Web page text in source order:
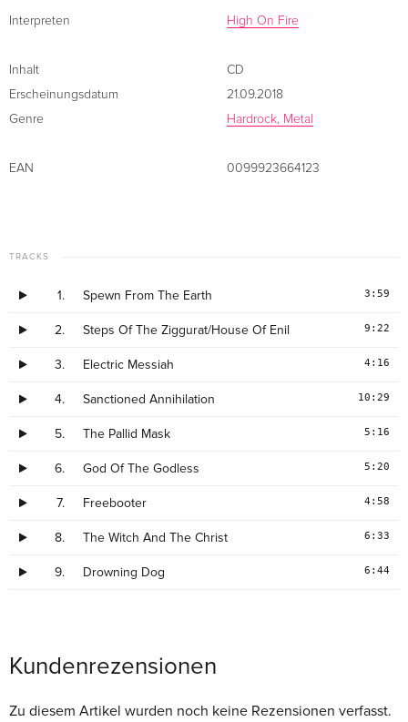
Interpreten High On Fire
Inhalt
CD
Erscheinungsdatum
21.09.2018
Genre
Hardrock, Metal
EAN 0099923664123
TRACKS
1. Spewn From The Earth 3:59
2. Steps Of The Ziggurat/House Of Enil 9:22
3. Electric Messiah 4:16
4. Sanctioned Annihilation 10:29
5. The Pallid Mask 5:16
6. God Of The Godless 5:20
7. Freebooter 4:58
8. The Witch And The Christ 6:33
9. Drowning Dog 6:44
Kundenrezensionen
Zu diesem Artikel wurden noch keine Rezensionen verfasst.